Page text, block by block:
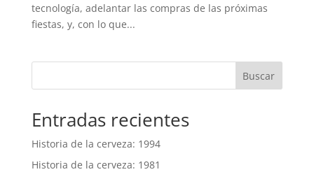
tecnología, adelantar las compras de las próximas
fiestas, y, con lo que...
Buscar
Entradas recientes
Historia de la cerveza: 1994
Historia de la cerveza: 1981